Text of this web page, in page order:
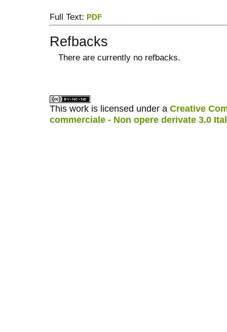
Full Text: PDF
Refbacks
There are currently no refbacks.
This work is licensed under a Creative
commerciale - Non opere derivate 3.0